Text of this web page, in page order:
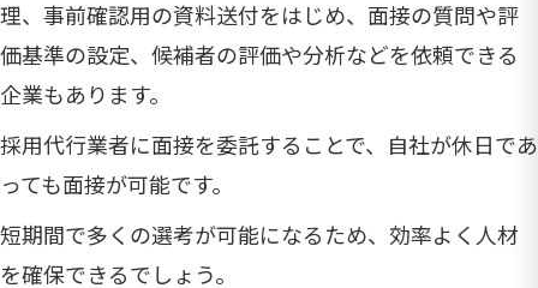
理、事前確認用の資料送付をはじめ、面接の質問や評
価基準の設定、候補者の評価や分析などを依頼できる
企業もあります。
採用代行業者に面接を委託することで、自社が休日であ
っても面接が可能です。
短期間で多くの選考が可能になるため、効率よく人材
を確保できるでしょう。